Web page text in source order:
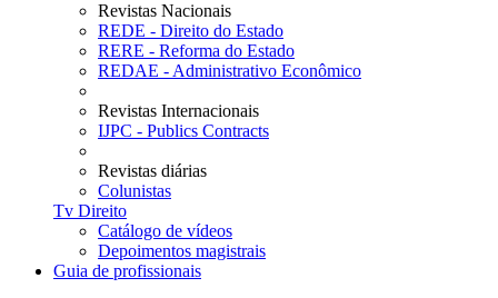
Revistas Nacionais
REDE - Direito do Estado
RERE - Reforma do Estado
REDAE - Administrativo Econômico
Revistas Internacionais
IJPC - Publics Contracts
Revistas diárias
Colunistas
Tv Direito
Catálogo de vídeos
Depoimentos magistrais
Guia de profissionais